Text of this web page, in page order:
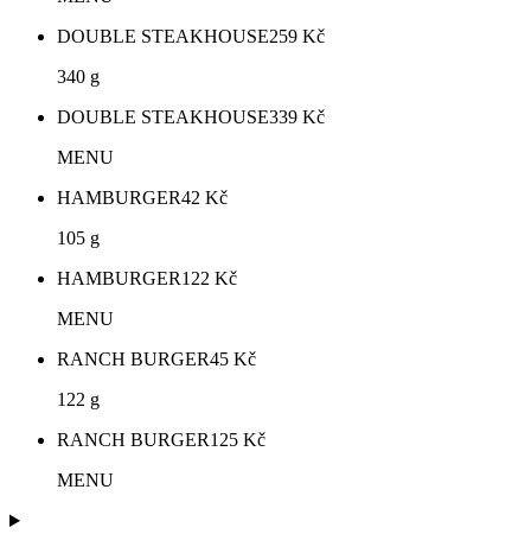
DOUBLE STEAKHOUSE259 Kč
340 g
DOUBLE STEAKHOUSE339 Kč
MENU
HAMBURGER42 Kč
105 g
HAMBURGER122 Kč
MENU
RANCH BURGER45 Kč
122 g
RANCH BURGER125 Kč
MENU